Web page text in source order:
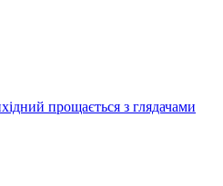
прощається з глядачами